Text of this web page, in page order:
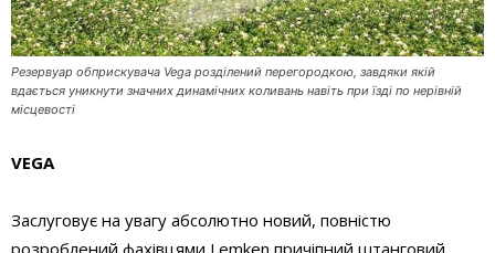
Резервуар обприскувача Vega розділений перегородкою, завдяки якій
вдається уникнути значних динамічних коливань навіть при їзді по нерівній
місцевості
VEGA
Заслуговує на увагу абсолютно новий, повністю